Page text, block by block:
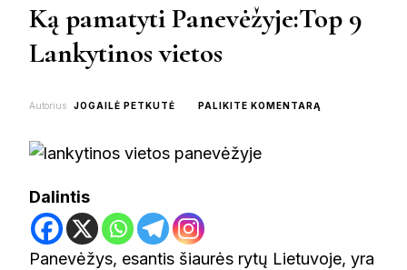
Ką pamatyti Panevėžyje:Top 9
Lankytinos vietos
Autorius JOGAILĖ PETKUTĖ PALIKITE KOMENTARĄ
Dalintis
Panevėžys, esantis šiaurės rytų Lietuvoje, yra